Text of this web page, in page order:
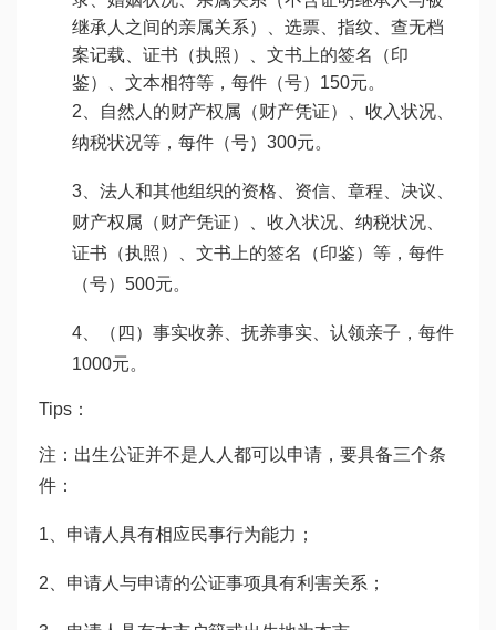
继承人之间的亲属关系）、选票、指纹、查无档
案记载、证书（执照）、文书上的签名（印
鉴）、文本相符等，每件（号）150元。
2、自然人的财产权属（财产凭证）、收入状况、
纳税状况等，每件（号）300元。
3、法人和其他组织的资格、资信、章程、决议、
财产权属（财产凭证）、收入状况、纳税状况、
证书（执照）、文书上的签名（印鉴）等，每件
（号）500元。
4、（四）事实收养、抚养事实、认领亲子，每件
1000元。
Tips：
注：出生公证并不是人人都可以申请，要具备三个条
件：
1、申请人具有相应民事行为能力；
2、申请人与申请的公证事项具有利害关系；